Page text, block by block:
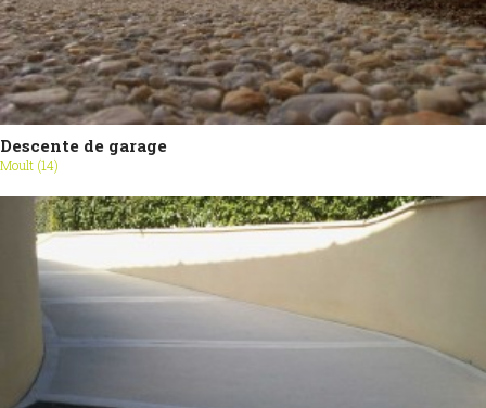
Descente de garage
Moult (14)